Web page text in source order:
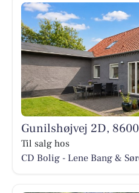
Gunilshøjvej 2D,
Til salg hos
CD Bolig - Lene Bang &